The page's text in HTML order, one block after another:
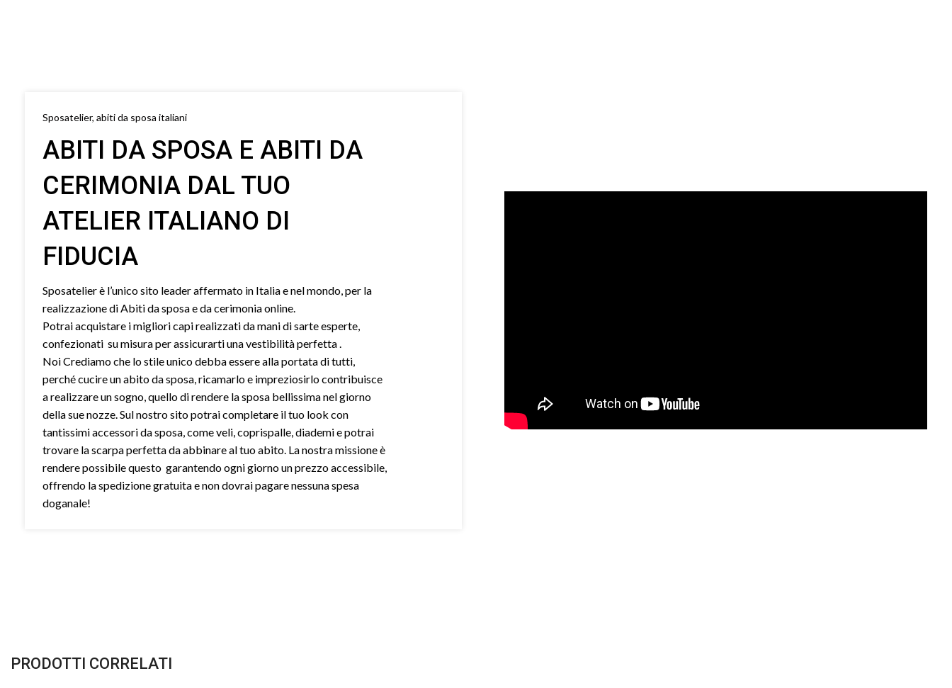
Sposatelier, abiti da sposa italiani
ABITI DA SPOSA E ABITI DA
CERIMONIA DAL TUO
ATELIER ITALIANO DI
FIDUCIA
Sposatelier è l’unico sito leader affermato in Italia e nel mondo, per la
realizzazione di Abiti da sposa e da cerimonia online.
Potrai acquistare i migliori capi realizzati da mani di sarte esperte,
confezionati su misura per assicurarti una vestibilità perfetta .
Noi Crediamo che lo stile unico debba essere alla portata di tutti,
perché cucire un abito da sposa, ricamarlo e impreziosirlo contribuisce
a realizzare un sogno, quello di rendere la sposa bellissima nel giorno
della sue nozze. Sul nostro sito potrai completare il tuo look con
tantissimi accessori da sposa, come veli, coprispalle, diademi e potrai
trovare la scarpa perfetta da abbinare al tuo abito. La nostra missione è
rendere possibile questo garantendo ogni giorno un prezzo accessibile,
offrendo la spedizione gratuita e non dovrai pagare nessuna spesa
doganale!
PRODOTTI CORRELATI